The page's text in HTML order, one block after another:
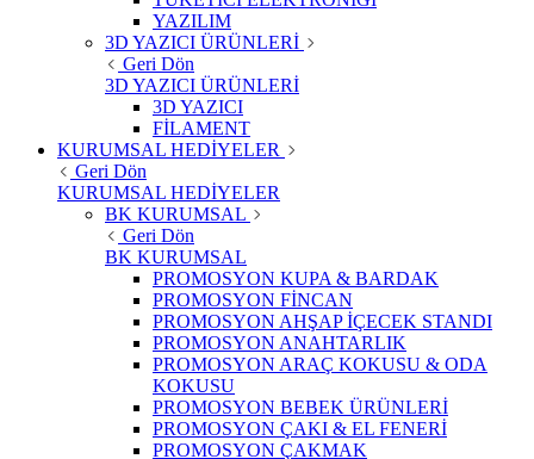
YAZILIM
3D YAZICI ÜRÜNLERİ
Geri Dön
3D YAZICI ÜRÜNLERİ
3D YAZICI
FİLAMENT
KURUMSAL HEDİYELER
Geri Dön
KURUMSAL HEDİYELER
BK KURUMSAL
Geri Dön
BK KURUMSAL
PROMOSYON KUPA & BARDAK
PROMOSYON FİNCAN
PROMOSYON AHŞAP İÇECEK STANDI
PROMOSYON ANAHTARLIK
PROMOSYON ARAÇ KOKUSU & ODA
KOKUSU
PROMOSYON BEBEK ÜRÜNLERİ
PROMOSYON ÇAKI & EL FENERİ
PROMOSYON ÇAKMAK